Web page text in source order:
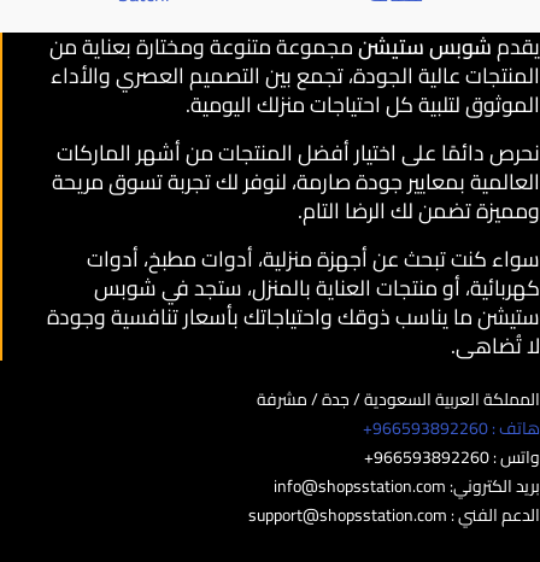
يقدمشوبس ستيشنمجموعة متنوعة ومختارة بعناية من
المنتجات عالية الجودة، تجمع بين التصميم العصري والأداء
الموثوق لتلبية كل احتياجات منزلك اليومية.
نحرص دائمًا على اختيار أفضل المنتجات من أشهر الماركات
العالمية بمعايير جودة صارمة، لنوفر لك تجربة تسوق مريحة
ومميزة تضمن لك الرضا التام.
سواء كنت تبحث عن أجهزة منزلية، أدوات مطبخ، أدوات
كهربائية، أو منتجات العناية بالمنزل، ستجد في شوبس
ستيشن ما يناسب ذوقك واحتياجاتك بأسعار تنافسية وجودة
لا تُضاهى.
المملكة العربية السعودية / جدة / مشرفة
هاتف : 966593892260+
واتس : 966593892260+
بريد الكتروني:info@shopsstation.com
الدعم الفني :support@shopsstation.com